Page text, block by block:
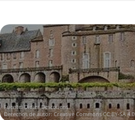
Fuente: Didier Descouens
Derechos de autor:Creative Commons CC BY-SA 4.0